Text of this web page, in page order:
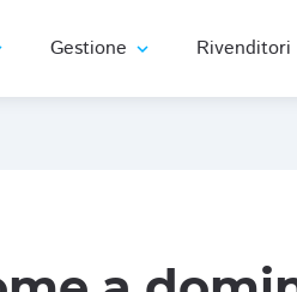
Gestione expand_more Rivenditori